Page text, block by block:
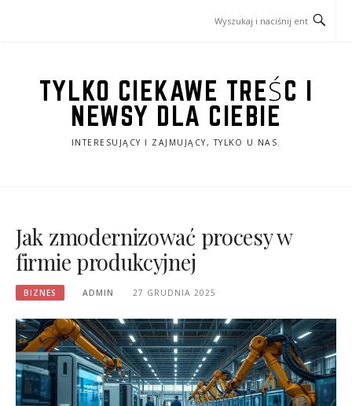
TYLKO CIEKAWE TREŚC I
NEWSY DLA CIEBIE
INTERESUJĄCY I ZAJMUJĄCY, TYLKO U NAS.
Jak zmodernizować procesy w
firmie produkcyjnej
BIZNES ADMIN 27 GRUDNIA 2025